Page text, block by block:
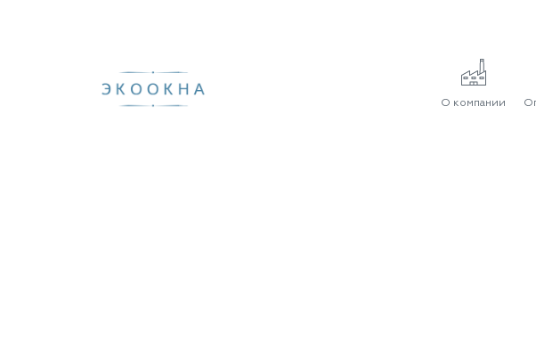
О компании